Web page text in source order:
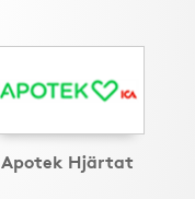
Apotek Hjärtat